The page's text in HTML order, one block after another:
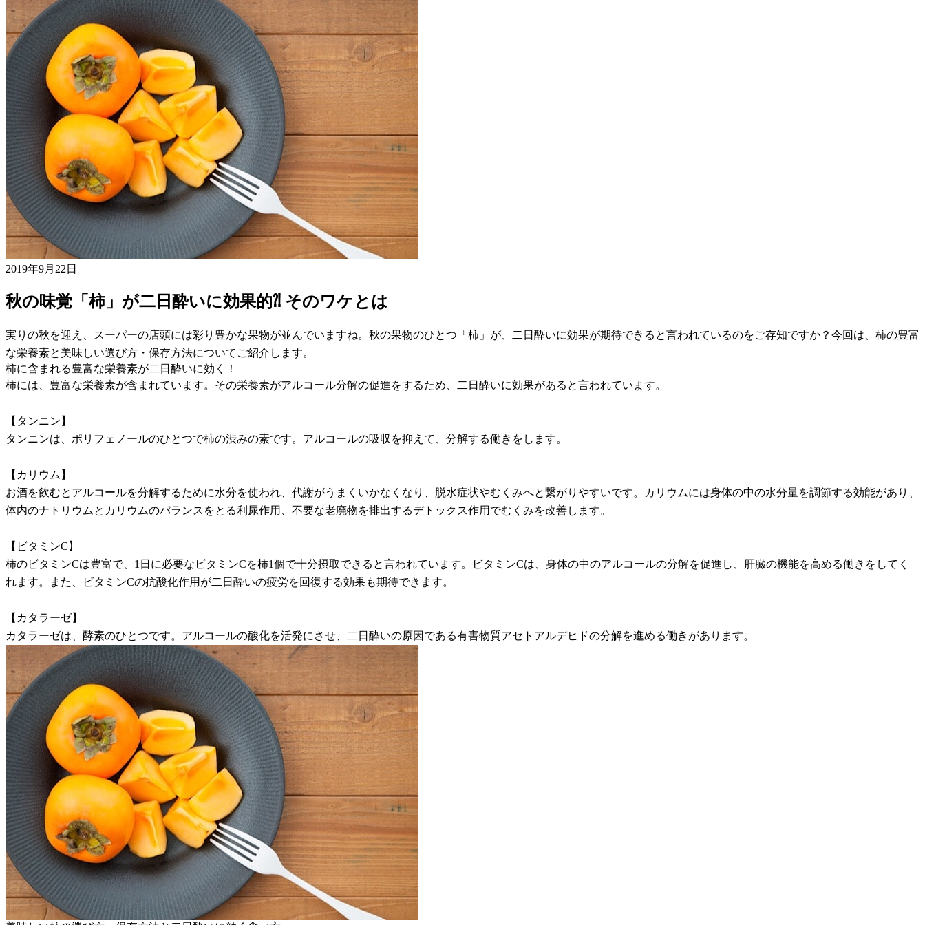
2019年9月22日
秋の味覚「柿」が二日酔いに効果的⁈ そのワケとは
実りの秋を迎え、スーパーの店頭には彩り豊かな果物が並んでいますね。秋の果物のひとつ「柿」が、二日酔いに効果が期待できると言われているのをご存知ですか？今回は、柿の豊富
な栄養素と美味しい選び方・保存方法についてご紹介します。
柿に含まれる豊富な栄養素が二日酔いに効く！
柿には、豊富な栄養素が含まれています。その栄養素がアルコール分解の促進をするため、二日酔いに効果があると言われています。
【タンニン】
タンニンは、ポリフェノールのひとつで柿の渋みの素です。アルコールの吸収を抑えて、分解する働きをします。
【カリウム】
お酒を飲むとアルコールを分解するために水分を使われ、代謝がうまくいかなくなり、脱水症状やむくみへと繋がりやすいです。カリウムには身体の中の水分量を調節する効能があり、
体内のナトリウムとカリウムのバランスをとる利尿作用、不要な老廃物を排出するデトックス作用でむくみを改善します。
【ビタミンC】
柿のビタミンCは豊富で、1日に必要なビタミンCを柿1個で十分摂取できると言われています。ビタミンCは、身体の中のアルコールの分解を促進し、肝臓の機能を高める働きをしてく
れます。また、ビタミンCの抗酸化作用が二日酔いの疲労を回復する効果も期待できます。
【カタラーゼ】
カタラーゼは、酵素のひとつです。アルコールの酸化を活発にさせ、二日酔いの原因である有害物質アセトアルデヒドの分解を進める働きがあります。